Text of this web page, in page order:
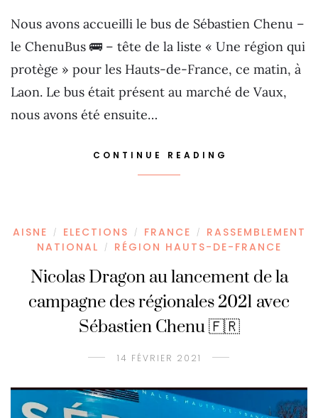
Nous avons accueilli le bus de Sébastien Chenu –
le ChenuBus 🚌 – tête de la liste « Une région qui
protège » pour les Hauts-de-France, ce matin, à
Laon. Le bus était présent au marché de Vaux,
nous avons été ensuite…
CONTINUE READING
AISNE / ELECTIONS / FRANCE /
RASSEMBLEMENT
NATIONAL
/ RÉGION HAUTS-DE-FRANCE
Nicolas Dragon au lancement de la
campagne des régionales 2021 avec
Sébastien Chenu 🇫🇷
14 FÉVRIER 2021